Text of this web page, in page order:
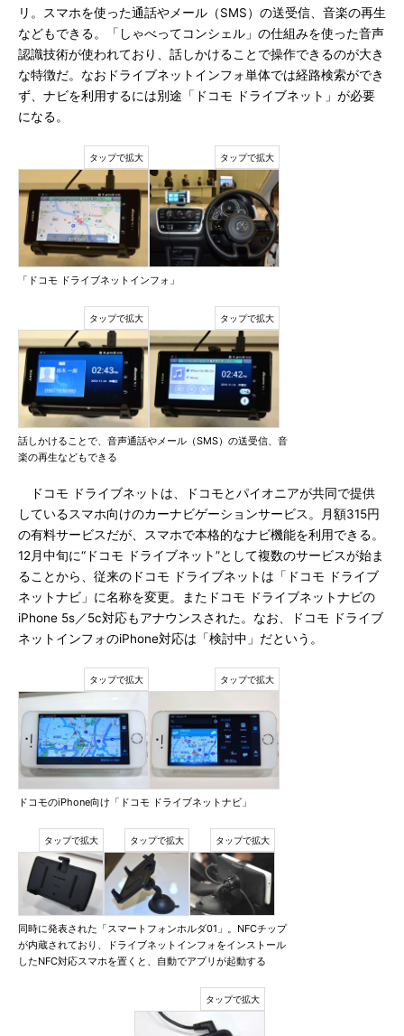
リ。スマホを使った通話やメール（SMS）の送受信、音楽の再生
などもできる。「しゃべってコンシェル」の仕組みを使った音声
認識技術が使われており、話しかけることで操作できるのが大き
な特徴だ。なおドライブネットインフォ単体では経路検索ができ
ず、ナビを利用するには別途「ドコモ ドライブネット」が必要
になる。
「ドコモ ドライブネットインフォ」
話しかけることで、音声通話やメール（SMS）の送受信、音
楽の再生などもできる
ドコモ ドライブネットは、ドコモとパイオニアが共同で提供
しているスマホ向けのカーナビゲーションサービス。月額315円
の有料サービスだが、スマホで本格的なナビ機能を利用できる。
12月中旬に“ドコモ ドライブネット”として複数のサービスが始ま
ることから、従来のドコモ ドライブネットは「ドコモ ドライブ
ネットナビ」に名称を変更。またドコモ ドライブネットナビの
iPhone 5s／5c対応もアナウンスされた。なお、ドコモ ドライブ
ネットインフォのiPhone対応は「検討中」だという。
ドコモのiPhone向け「ドコモ ドライブネットナビ」
同時に発表された「スマートフォンホルダ01」。NFCチップ
が内蔵されており、ドライブネットインフォをインストール
したNFC対応スマホを置くと、自動でアプリが起動する